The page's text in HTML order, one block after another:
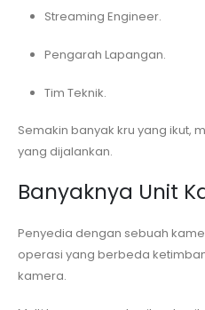
Streaming Engineer.
Pengarah Lapangan.
Tim Teknik.
Semakin banyak kru yang ikut,
yang dijalankan.
Banyaknya Unit
Penyedia dengan sebuah
operasi yang berbeda
kamera.